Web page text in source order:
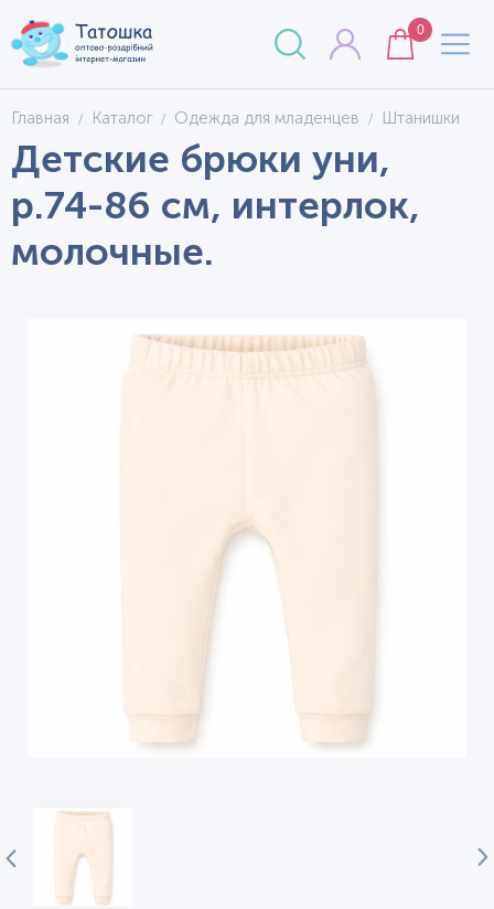
0
Главная Каталог Одежда для младенцев Штанишки
Детские брюки уни,
р.74-86 см, интерлок,
молочные.